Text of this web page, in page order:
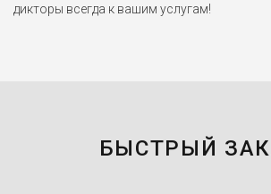
дикторы всегда к вашим услугам!
БЫСТРЫЙ